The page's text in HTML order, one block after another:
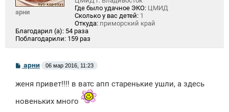
арни
Где было удачное ЭКО: ЦМИД
Сколько у вас детей: 1
Откуда: приморский край
Благодарил (а): 54 раза
Поблагодарили: 159 раз
С
о
б
е
арни 06 мар 2016, 11:23
женя привет!!!! в ватс апп старенькие ушли, а здесь
новеньких много